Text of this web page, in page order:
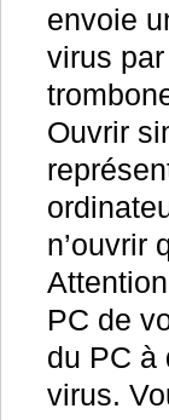
envoie
virus
Ouvrir
n’ouvrir
PC de
du PC à
virus.